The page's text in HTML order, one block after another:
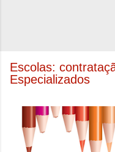
Escolas:
Especializados